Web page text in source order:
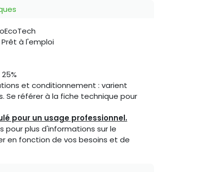
à l'emploi
et conditionnement : varient
Se référer à la fiche technique pour
pour un usage professionnel.
pour plus d'informations sur le
en fonction de vos besoins et de